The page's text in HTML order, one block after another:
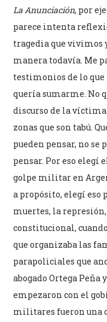
La Anunciación, por
parece intenta
tragedia que vivimos
manera todavía. Me
testimonios de lo que
quería sumarme. No
discurso de la
zonas que son tabú.
pueden pensar, no se
pensar. Por eso elegí
golpe militar en
a propósito, elegí eso
muertes, la
constitucional,
que organizaba las
parapoliciales que
abogado Ortega Peña
empezaron con el
militares fueron una